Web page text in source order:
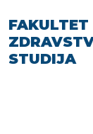
FAKULTET
STUDIJA